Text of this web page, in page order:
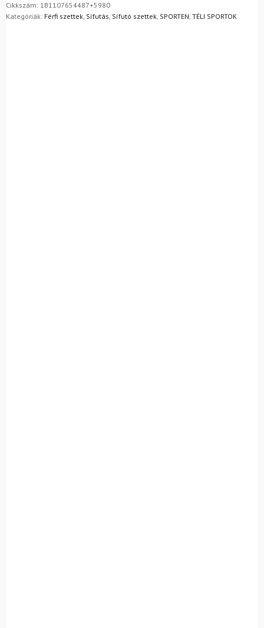
mennyiség
egyszerűen visszaküldheti 14 napon belül, indoklás nélkül.
Mik a visszaküldés feltételei?
Cikkszám: 1B1107654487+5980
Kategóriák: Férfi szettek, Sífutás, Sífutó szettek, SPORTEN, TÉLI SPORTOK